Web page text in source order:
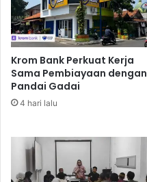
s
i
a
B
e
r
t
a
a
n
a
n
a
,
S
a
g
Krom Bank Perkuat Kerja
Sama Pembiayaan dengan
Pandai Gadai
4 hari lalu